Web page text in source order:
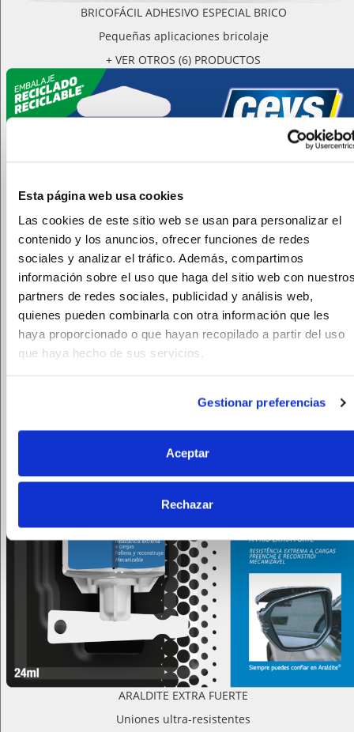
Esta página web usa cookies
Las cookies de este sitio web se usan para personalizar el
contenido y los anuncios, ofrecer funciones de redes
sociales y analizar el tráfico. Además, compartimos
información sobre el uso que haga del sitio web con
partners de redes sociales, publicidad y análisis web,
quienes pueden combinarla con otra información que les
haya proporcionado o que hayan recopilado a partir del uso
que haya hecho de sus servicios.
Gestionar preferencias
Aceptar
Rechazar
BRICOFÁCIL ADHESIVO ESPECIAL BRICO
Pequeñas aplicaciones bricolaje
+ VER OTROS (6) PRODUCTOS
ARALDITE EXTRA FUERTE
Uniones ultra-resistentes